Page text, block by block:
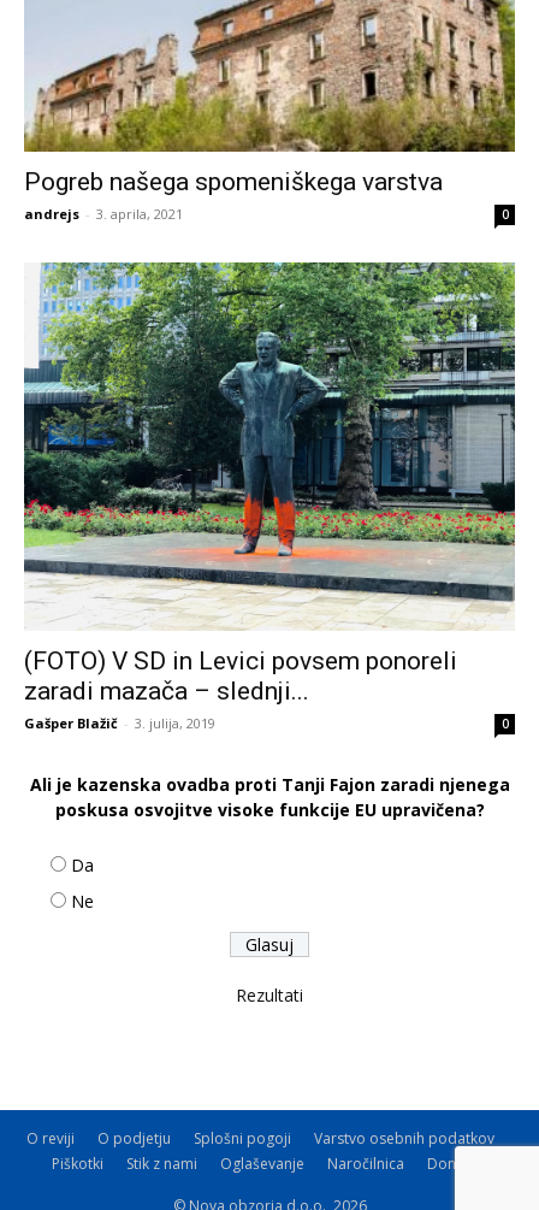
Pogreb našega spomeniškega varstva
andrejs - 3. aprila, 2021 0
(FOTO) V SD in Levici povsem ponoreli
zaradi mazača – slednji...
Gašper Blažič - 3. julija, 2019 0
Ali je kazenska ovadba proti Tanji Fajon zaradi njenega
poskusa osvojitve visoke funkcije EU upravičena?
Da
Ne
Rezultati
O reviji O podjetju Splošni pogoji
Varstvo osebnih podatkov
Piškotki
Stik z nami Oglaševanje Naročilnica Donacije
© Nova obzorja d.o.o., 2026